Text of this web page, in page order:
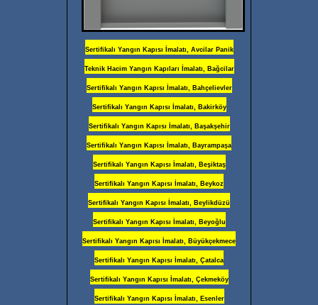
Sertifikalı Yangın Kapısı İmalatı, Avcilar Panik
Teknik Hacim Yangın Kapıları İmalatı, Bağcilar
Sertifikalı Yangın Kapısı İmalatı, Bahçelievler
Sertifikalı Yangın Kapısı İmalatı, Bakirköy
Sertifikalı Yangın Kapısı İmalatı, Başakşehir
Sertifikalı Yangın Kapısı İmalatı, Bayrampaşa
Sertifikalı Yangın Kapısı İmalatı, Beşiktaş
Sertifikalı Yangın Kapısı İmalatı, Beykoz
Sertifikalı Yangın Kapısı İmalatı, Beylikdüzü
Sertifikalı Yangın Kapısı İmalatı, Beyoğlu
Sertifikalı Yangın Kapısı İmalatı, Büyükçekmece
Sertifikalı Yangın Kapısı İmalatı, Çatalca
Sertifikalı Yangın Kapısı İmalatı, Çekmeköy
Sertifikalı Yangın Kapısı İmalatı, Esenler